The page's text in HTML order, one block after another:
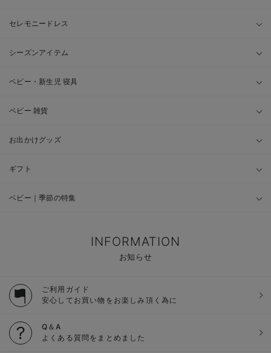
セレモニードレス
シーズンアイテム
ベビー・新生児 寝具
ベビー 雑貨
お出かけグッズ
ギフト
ベビー｜季節の特集
INFORMATION
お知らせ
ご利用ガイド
安心してお買い物をお楽しみ頂く為に
Q＆A
よくある質問をまとめました